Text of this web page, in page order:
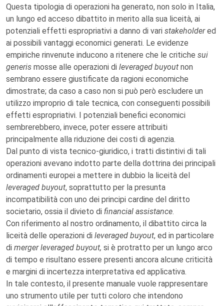
Questa tipologia di operazioni ha generato, non solo in Italia,
un lungo ed acceso dibattito in merito alla sua liceità, ai
potenziali effetti espropriativi a danno di vari stakeholdered
ai possibili vantaggi economici generati. Le evidenze
empiriche rinvenute inducono a ritenere che le critiche sui
generis mosse alle operazioni di leveraged buyout non
sembrano essere giustificate da ragioni economiche
dimostrate; da caso a caso non si può però escludere un
utilizzo improprio di tale tecnica, con conseguenti possibili
effetti espropriativi. I potenziali benefici economici
sembrerebbero, invece, poter essere attribuiti
principalmente alla riduzione dei costi di agenzia.
Dal punto di vista tecnico-giuridico, i tratti distintivi di tali
operazioni avevano indotto parte della dottrina dei principali
ordinamenti europei a mettere in dubbio la liceità del
leveraged buyout, soprattutto per la presunta
incompatibilità con uno dei principi cardine del diritto
societario, ossia il divieto di financial assistance.
Con riferimento al nostro ordinamento, il dibattito circa la
liceità delle operazioni di leveraged buyout, ed in particolare
di merger leveraged buyout, si è protratto per un lungo arco
di tempo e risultano essere presenti ancora alcune criticità
e margini di incertezza interpretativa ed applicativa.
In tale contesto, il presente manuale vuole rappresentare
uno strumento utile per tutti coloro che intendono